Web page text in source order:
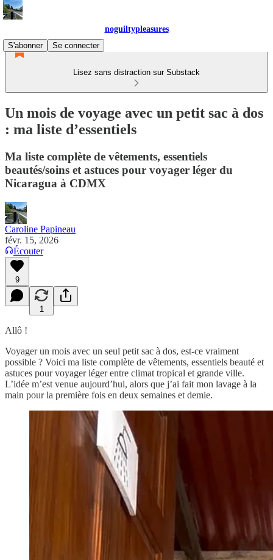
noguiltypleasures
S'abonner
Se connecter
Lisez sans distraction sur Substack
Un mois de voyage avec un petit sac à dos
: ma liste d’essentiels
Ma liste complète de vêtements, essentiels
beautés/soins et astuces pour voyager léger du
Nicaragua à CDMX
Caroline Papineau
févr. 15, 2026
Écouter
9
1
Allô !
Voyager un mois avec un seul petit sac à dos, est-ce vraiment
possible ? Voici ma liste complète de vêtements, essentiels beauté et
astuces pour voyager léger entre climat tropical et grande ville.
L’idée m’est venue aujourd’hui, alors que j’ai fait mon lavage à la
main pour la première fois en deux semaines et demie.